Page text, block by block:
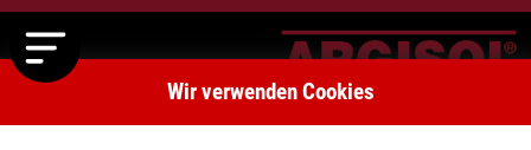
Wir verwenden Cookies